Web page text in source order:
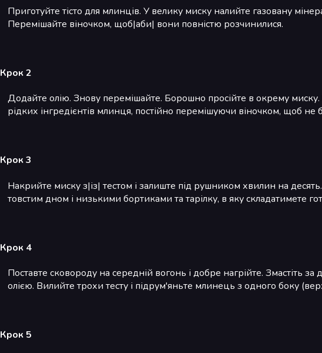
Приготуйте тісто для млинців. У велику миску налийте газовану
Перемішайте віночком, щоб|аби| вони повністю розчинилися.
Крок 2
Додайте олію. Знову перемішайте. Борошно просійте в окрему миску.
рідких інгредієнтів млинця, постійно перемішуючи віночком, щоб не
Крок 3
Накрийте миску з|із| тестом і залиште під рушником хвилин на
товстим дном і низькими бортиками та тарілку, в яку складатимете
Крок 4
Поставте сковороду на середній вогонь і добре нагрійте. Змастіть
олією. Вилийте трохи тесту і підрум'яньте млинець з одного боку
Крок 5